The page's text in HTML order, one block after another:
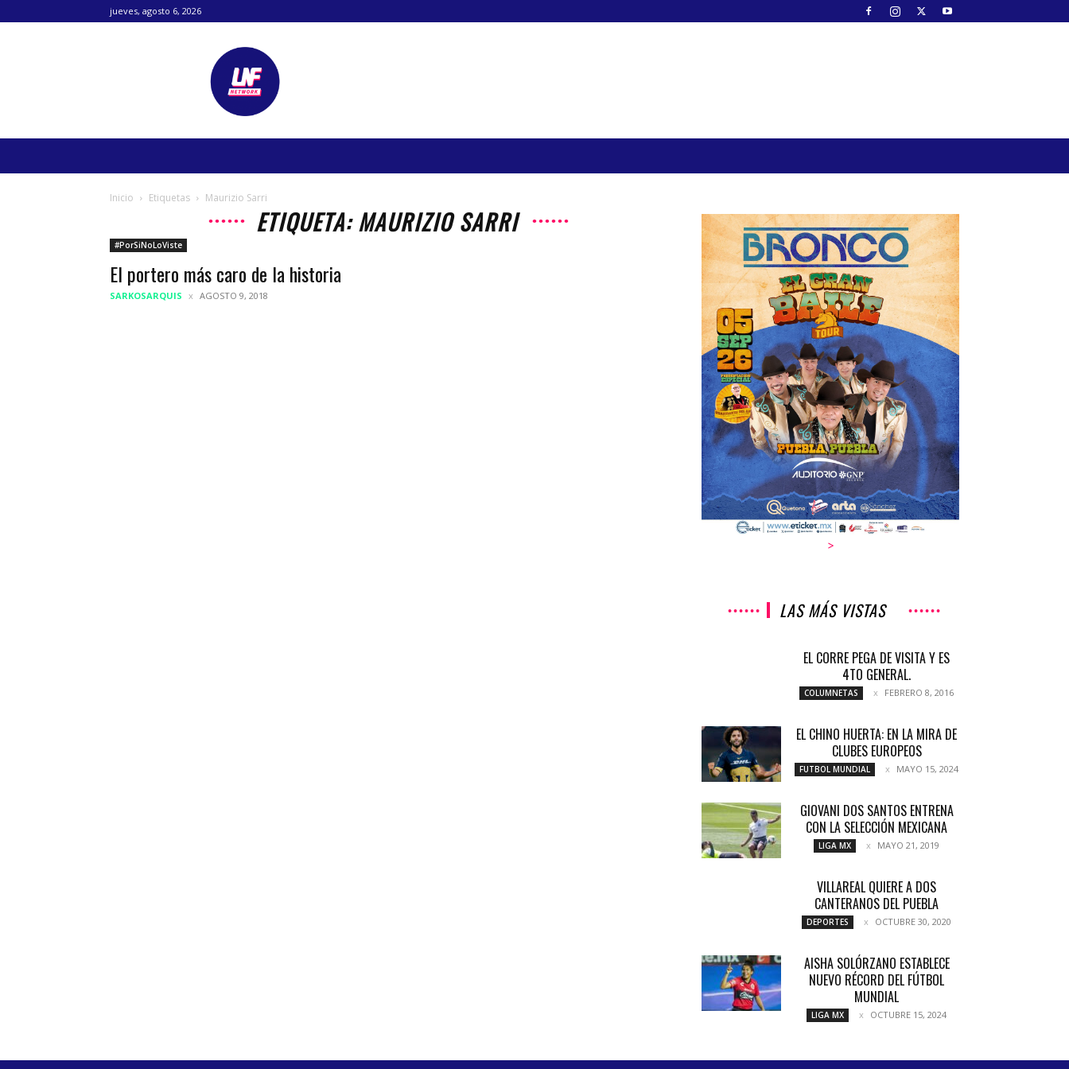
jueves, agosto 6, 2026
Lanetafutbolera
Inicio Etiquetas Maurizio Sarri
ETIQUETA: MAURIZIO SARRI
#PorSiNoLoViste
El portero más caro de la historia
SARKOSARQUIS AGOSTO 9, 2018
>
LAS MÁS VISTAS
EL CORRE PEGA DE VISITA Y ES
4TO GENERAL.
COLUMNETAS FEBRERO 8, 2016
EL CHINO HUERTA: EN LA MIRA DE
CLUBES EUROPEOS
FUTBOL MUNDIAL MAYO 15, 2024
GIOVANI DOS SANTOS ENTRENA
CON LA SELECCIÓN MEXICANA
LIGA MX MAYO 21, 2019
VILLAREAL QUIERE A DOS
CANTERANOS DEL PUEBLA
DEPORTES OCTUBRE 30, 2020
AISHA SOLÓRZANO ESTABLECE
NUEVO RÉCORD DEL FÚTBOL
MUNDIAL
LIGA MX OCTUBRE 15, 2024